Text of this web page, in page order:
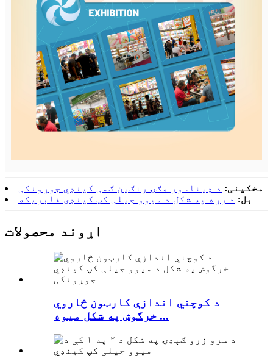
مخکینی: د ډیناسور هګۍ رنګین ګمی کینډي جوړونکی
بل: د زړه په شکل د میوو جیلی کپ کینډی فابریکه
اړوند محصولات
د کوچني اندازې کارټون څاروي
خرگوش په شکل میوه ...